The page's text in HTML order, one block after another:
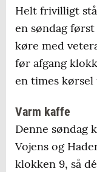
Helt frivilligt
en søndag
køre med
før afgang
en times
Varm kaffe
Denne søndag
Vojens og
klokken 9, så